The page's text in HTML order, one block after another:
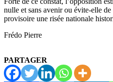
nulle et sans avenir ou évite-elle
provisoire une risée nationale
Frédo Pierre
PARTAGER